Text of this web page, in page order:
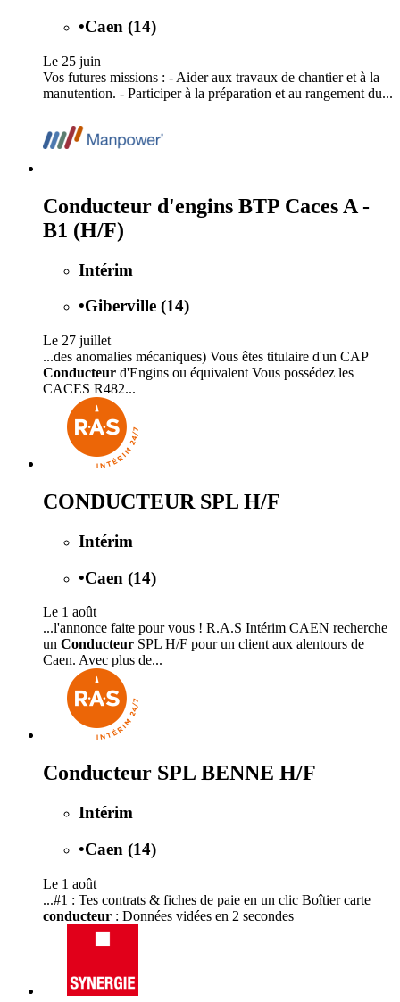
•Caen (14)
Le 25 juin
Vos futures missions : - Aider aux travaux de chantier et à la
manutention. - Participer à la préparation et au rangement du...
Conducteur d'engins BTP Caces A -
B1 (H/F)
Intérim
•Giberville (14)
Le 27 juillet
...des anomalies mécaniques) Vous êtes titulaire d'un CAP
Conducteur d'Engins ou équivalent Vous possédez les
CACES R482...
CONDUCTEUR SPL H/F
Intérim
•Caen (14)
Le 1 août
...l'annonce faite pour vous ! R.A.S Intérim CAEN recherche
un Conducteur SPL H/F pour un client aux alentours de
Caen. Avec plus de...
Conducteur SPL BENNE H/F
Intérim
•Caen (14)
Le 1 août
...#1 : Tes contrats & fiches de paie en un clic Boîtier carte
conducteur : Données vidées en 2 secondes